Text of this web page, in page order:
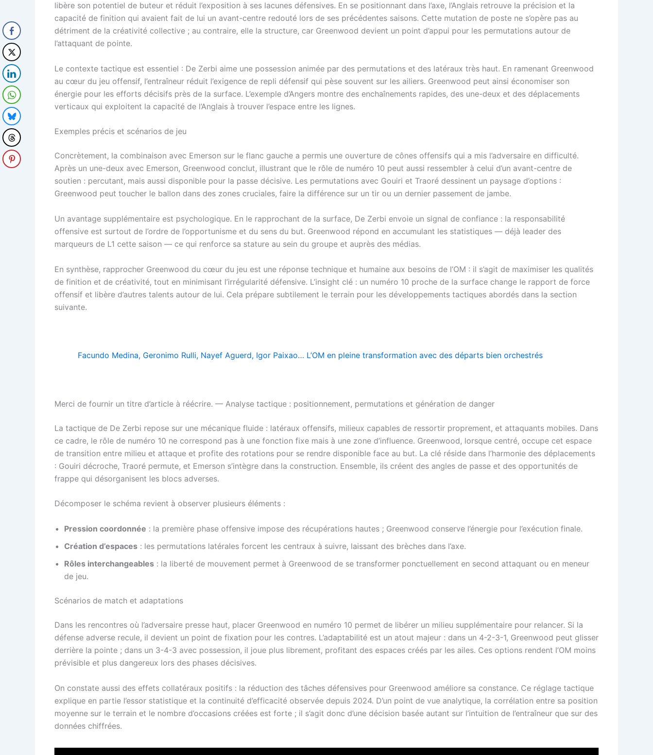
libère son potentiel de buteur et réduit l’exposition à ses lacunes défensives. En se positionnant dans l’axe, l’Anglais retrouve la précision et la
capacité de finition qui avaient fait de lui un avant-centre redouté lors de ses précédentes saisons. Cette mutation de poste ne s’opère pas au
détriment de la créativité collective ; au contraire, elle la structure, car Greenwood devient un point d’appui pour les permutations autour de
l’attaquant de pointe.
Le contexte tactique est essentiel : De Zerbi aime une possession animée par des permutations et des latéraux très haut. En ramenant Greenwood
au cœur du jeu offensif, l’entraîneur réduit l’exigence de repli défensif qui pèse souvent sur les ailiers. Greenwood peut ainsi économiser son
énergie pour les efforts décisifs près de la surface. L’exemple d’Angers montre des enchaînements rapides, des une-deux et des déplacements
verticaux qui exploitent la capacité de l’Anglais à trouver l’espace entre les lignes.
Exemples précis et scénarios de jeu
Concrètement, la combinaison avec Emerson sur le flanc gauche a permis une ouverture de cônes offensifs qui a mis l’adversaire en difficulté.
Après un une-deux avec Emerson, Greenwood conclut, illustrant que le rôle de numéro 10 peut aussi ressembler à celui d’un avant-centre de
soutien : percutant, mais aussi disponible pour la passe décisive. Les permutations avec Gouiri et Traoré dessinent un paysage d’options :
Greenwood peut toucher le ballon dans des zones cruciales, faire la différence sur un tir ou un dernier passement de jambe.
Un avantage supplémentaire est psychologique. En le rapprochant de la surface, De Zerbi envoie un signal de confiance : la responsabilité
offensive est surtout de l’ordre de l’opportunisme et du sens du but. Greenwood répond en accumulant les statistiques — déjà leader des
marqueurs de L1 cette saison — ce qui renforce sa stature au sein du groupe et auprès des médias.
En synthèse, rapprocher Greenwood du cœur du jeu est une réponse technique et humaine aux besoins de l’OM : il s’agit de maximiser les qualités
de finition et de créativité, tout en minimisant l’irrégularité défensive. L’insight clé : un numéro 10 proche de la surface change le rapport de force
offensif et libère d’autres talents autour de lui. Cela prépare subtilement le terrain pour les développements tactiques abordés dans la section
suivante.
Facundo Medina, Geronimo Rulli, Nayef Aguerd, Igor Paixao… L’OM en pleine transformation avec des départs bien orchestrés
Merci de fournir un titre d’article à réécrire. — Analyse tactique : positionnement, permutations et génération de danger
La tactique de De Zerbi repose sur une mécanique fluide : latéraux offensifs, milieux capables de ressortir proprement, et attaquants mobiles. Dans
ce cadre, le rôle de numéro 10 ne correspond pas à une fonction fixe mais à une zone d’influence. Greenwood, lorsque centré, occupe cet espace
de transition entre milieu et attaque et profite des rotations pour se rendre disponible face au but. La clé réside dans l’harmonie des déplacements
: Gouiri décroche, Traoré permute, et Emerson s’intègre dans la construction. Ensemble, ils créent des angles de passe et des opportunités de
frappe qui désorganisent les blocs adverses.
Décomposer le schéma revient à observer plusieurs éléments :
Pression coordonnée : la première phase offensive impose des récupérations hautes ; Greenwood conserve l’énergie pour l’exécution finale.
Création d’espaces : les permutations latérales forcent les centraux à suivre, laissant des brèches dans l’axe.
Rôles interchangeables : la liberté de mouvement permet à Greenwood de se transformer ponctuellement en second attaquant ou en meneur
de jeu.
Scénarios de match et adaptations
Dans les rencontres où l’adversaire presse haut, placer Greenwood en numéro 10 permet de libérer un milieu supplémentaire pour relancer. Si la
défense adverse recule, il devient un point de fixation pour les contres. L’adaptabilité est un atout majeur : dans un 4-2-3-1, Greenwood peut glisser
derrière la pointe ; dans un 3-4-3 avec possession, il joue plus librement, profitant des espaces créés par les ailes. Ces options rendent l’OM moins
prévisible et plus dangereux lors des phases décisives.
On constate aussi des effets collatéraux positifs : la réduction des tâches défensives pour Greenwood améliore sa constance. Ce réglage tactique
explique en partie l’essor statistique et la continuité d’efficacité observée depuis 2024. D’un point de vue analytique, la corrélation entre sa position
moyenne sur le terrain et le nombre d’occasions créées est forte ; il s’agit donc d’une décision basée autant sur l’intuition de l’entraîneur que sur des
données chiffrées.